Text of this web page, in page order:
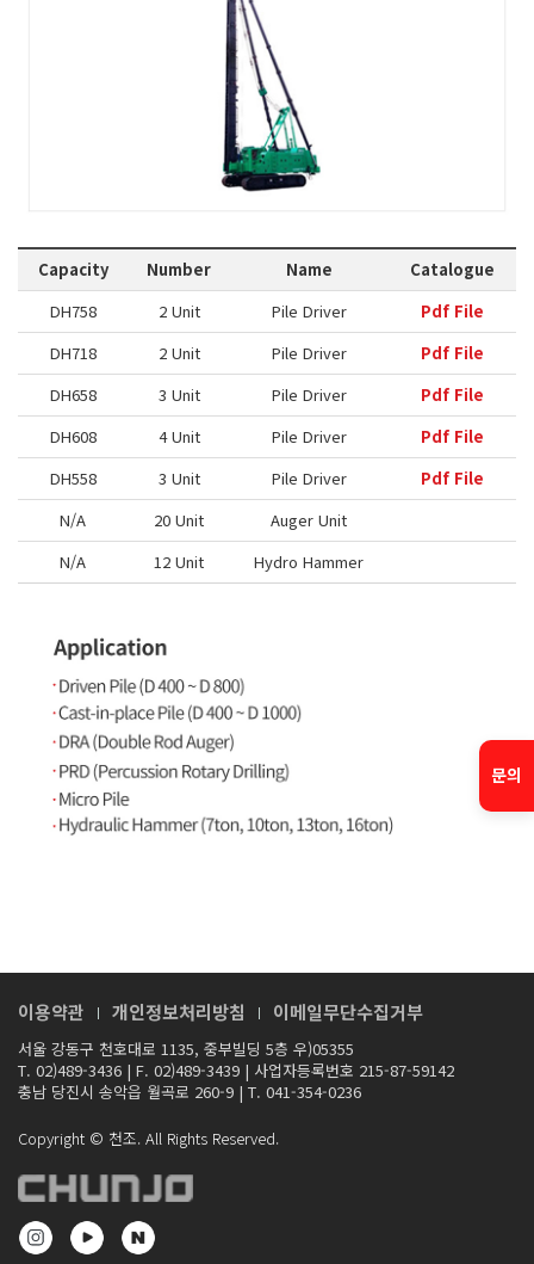
문의
Capacity Number Name
Catalogue
DH758
2 Unit Pile Driver
Pdf File
DH718
2 Unit Pile Driver
Pdf File
DH658
3 Unit Pile Driver
Pdf File
DH608
4 Unit Pile Driver
Pdf File
DH558
3 Unit Pile Driver
Pdf File
N/A
20 Unit
Auger Unit
N/A
12 Unit Hydro Hammer
이용약관 개인정보처리방침 이메일무단수집거부
서울 강동구 천호대로 1135, 중부빌딩 5층 우)05355
T. 02)489-3436 | F. 02)489-3439 | 사업자등록번호 215-87-59142
충남 당진시 송악읍 월곡로 260-9 | T. 041-354-0236
Copyright © 천조. All Rights Reserved.